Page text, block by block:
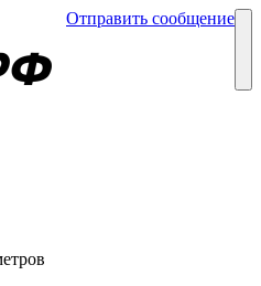
Отправить сообщение